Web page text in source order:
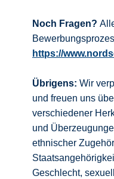
Noch Fragen?
https://
Übrigens: Wir
und freuen uns
verschiedener
und
ethnischer
Geschlecht,